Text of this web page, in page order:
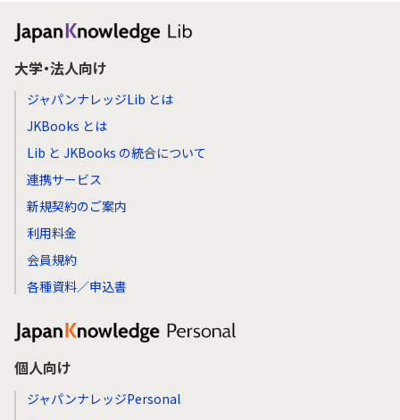
大学・法人向け
ジャパンナレッジLib とは
JKBooks とは
Lib と JKBooks の統合について
連携サービス
新規契約のご案内
利用料金
会員規約
各種資料／申込書
個人向け
ジャパンナレッジPersonal